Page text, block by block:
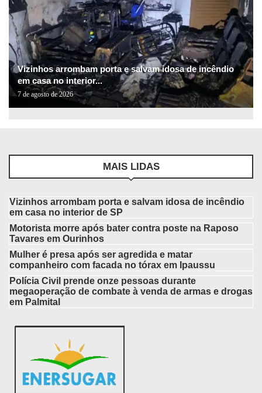
Vizinhos arrombam porta e salvam idosa de incêndio
em casa no interior...
7 de agosto de 2026
MAIS LIDAS
Vizinhos arrombam porta e salvam idosa de incêndio
em casa no interior de SP
Motorista morre após bater contra poste na Raposo
Tavares em Ourinhos
Mulher é presa após ser agredida e matar
companheiro com facada no tórax em Ipaussu
Polícia Civil prende onze pessoas durante
megaoperação de combate à venda de armas e drogas
em Palmital